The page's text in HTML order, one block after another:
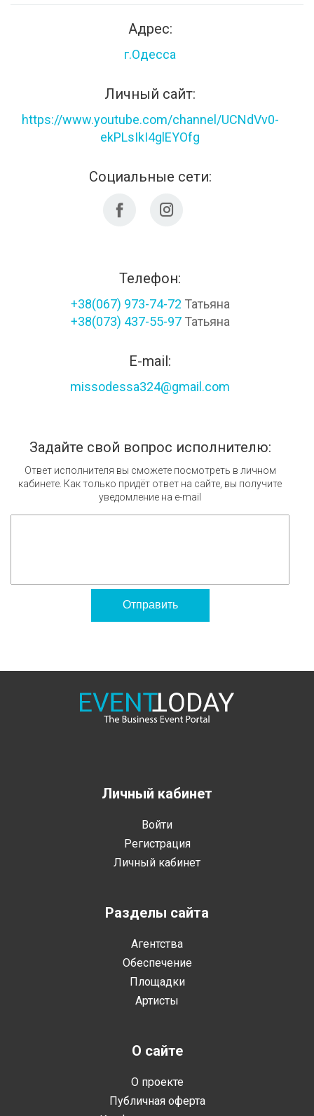
Адрес:
г.Одесса
Личный сайт:
https://www.youtube.com/channel/UCNdVv0-
ekPLsIkI4glEYOfg
Социальные сети:
Телефон:
+38(067) 973-74-72 Татьяна
+38(073) 437-55-97Татьяна
E-mail:
missodessa324@gmail.com
Задайте свой вопрос исполнителю:
Ответ исполнителя вы сможете посмотреть в личном
кабинете. Как только придёт ответ на сайте, вы получите
уведомление на e-mail
Отправить
Личный кабинет
Войти
Регистрация
Личный кабинет
Разделы сайта
Агентства
Обеспечение
Площадки
Артисты
О сайте
О проекте
Публичная оферта